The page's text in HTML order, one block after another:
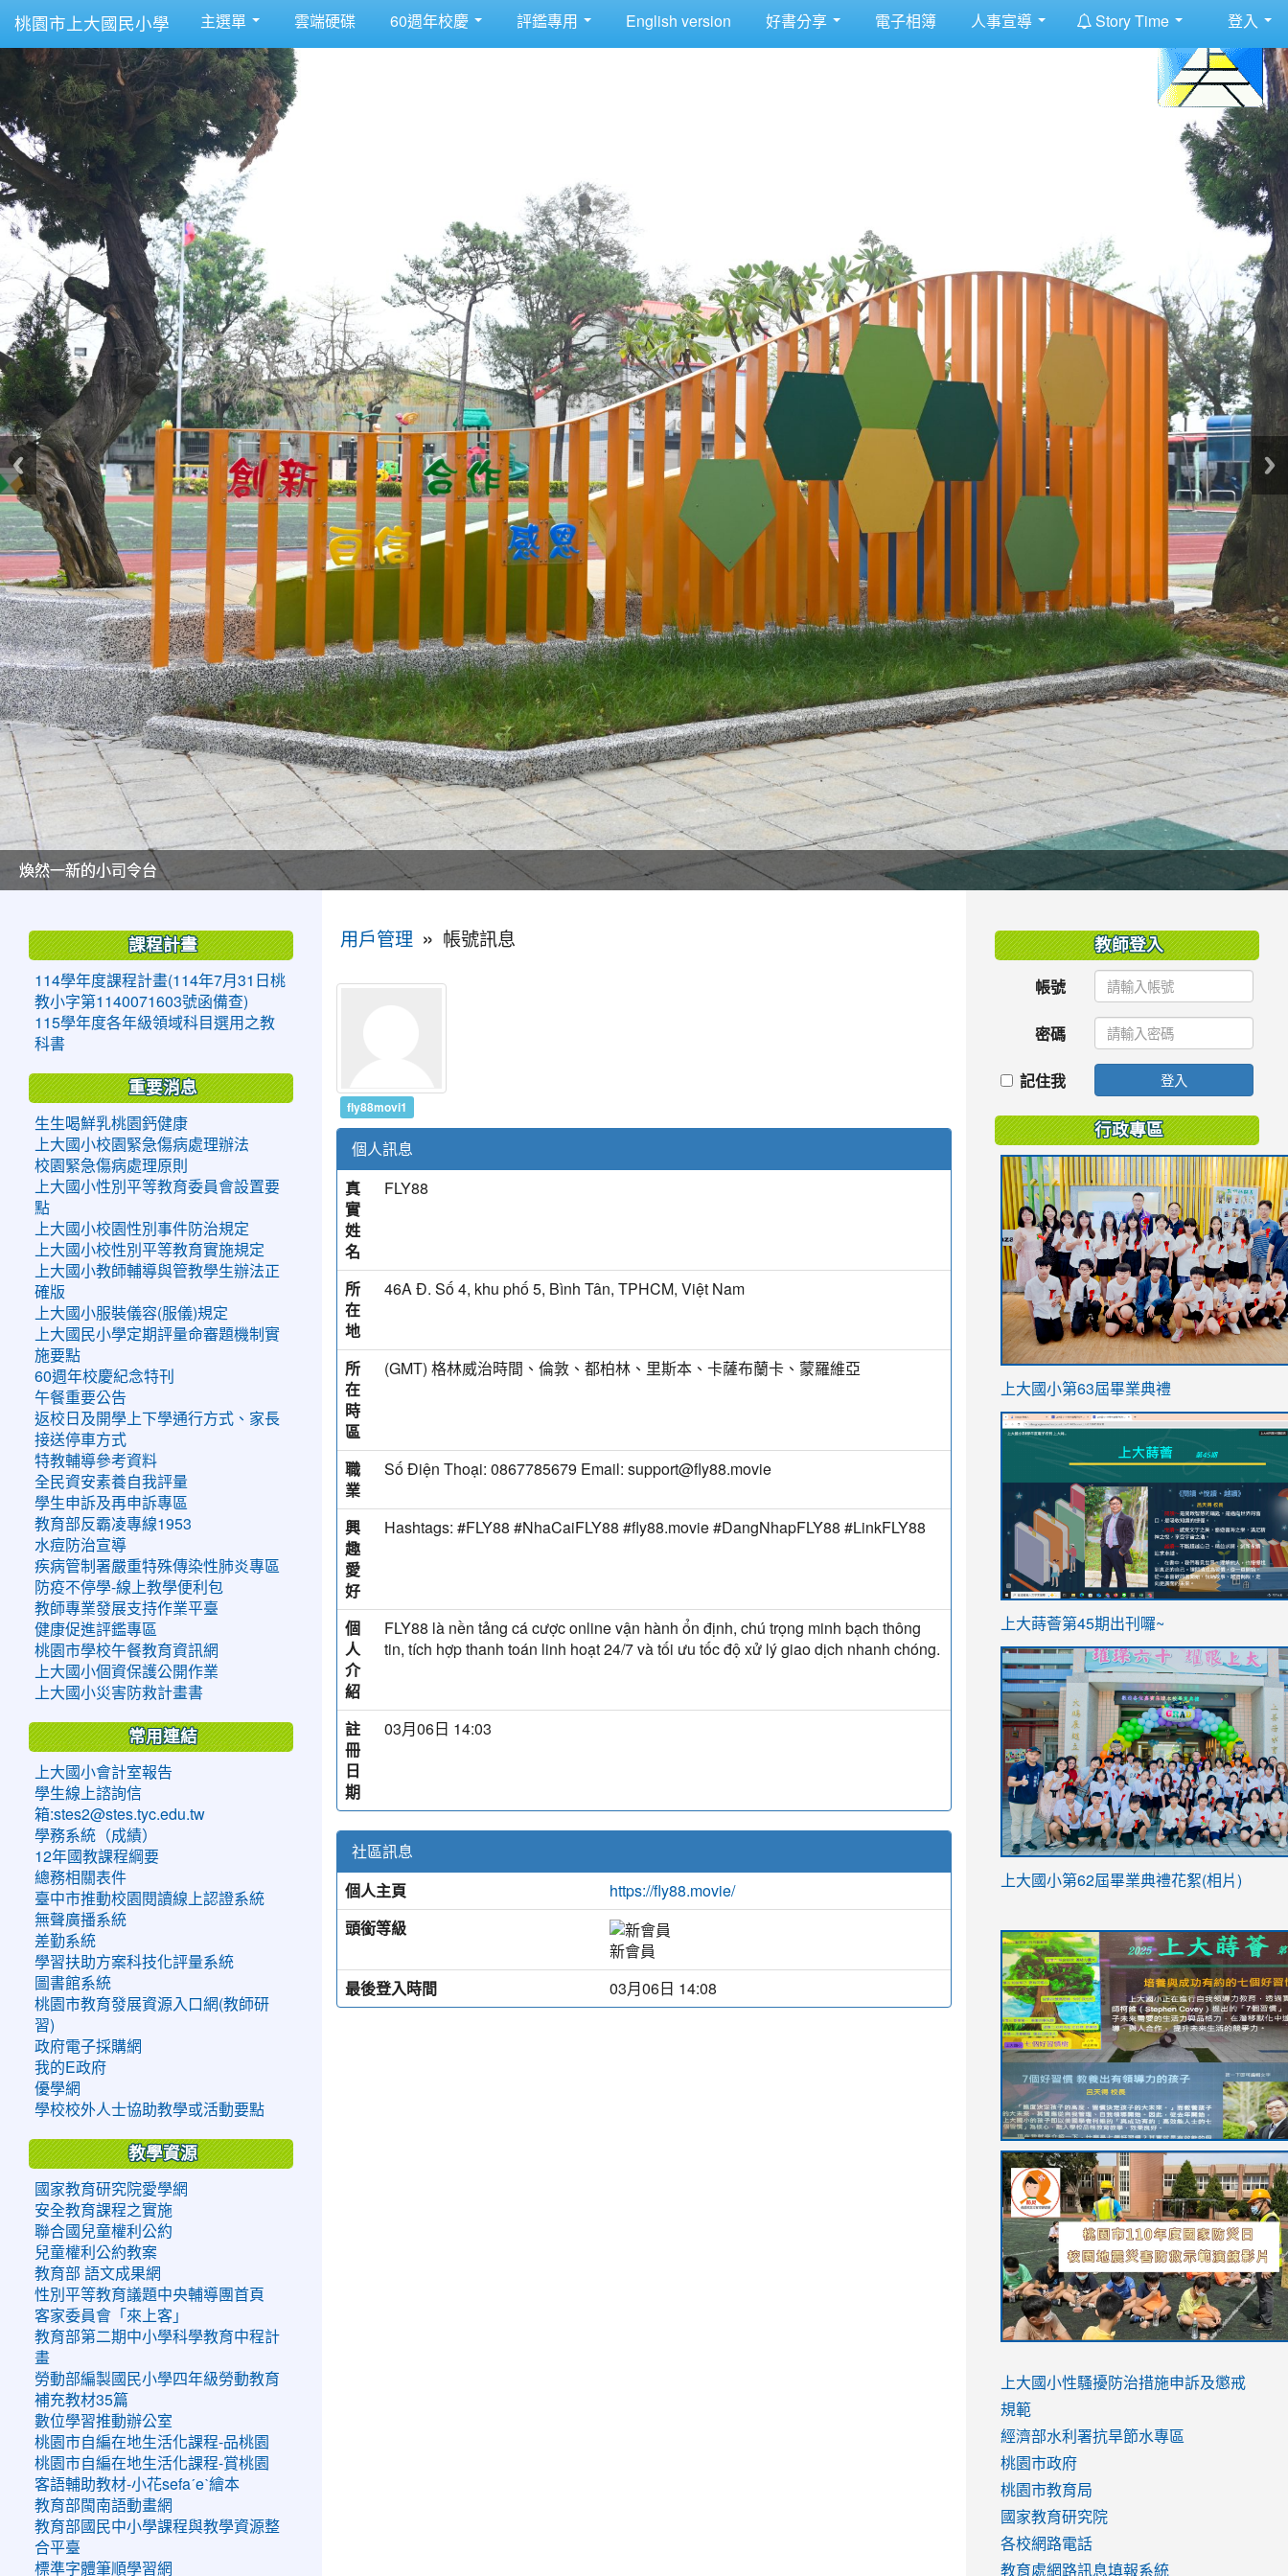
桃園市上大國民小學 主選單 雲端硬碟 60週年校慶 評鑑專用 English version 好書分享 電子相簿 人事宣導 Story Time 登入
美麗的操場是我們活力的來源
美麗的操場是我們活力的來源
煥然一新的小司令台
煥然一新的小司令台
富含桃園埤塘田園風光意象的中廊
富含桃園埤塘田園風光意象的中廊
嶄新的中庭廣場
嶄新的中庭廣場
水生池生生不息
水生池生生不息
用戶管理 » 帳號訊息
fly88movi1
個人訊息
真
實
姓
名
FLY88
所
在
地
46A Đ. Số 4, khu phố 5, Bình Tân, TPHCM, Việt Nam
所
在
時
區
(GMT) 格林威治時間、倫敦、都柏林、里斯本、卡薩布蘭卡、蒙羅維亞
職
業
Số Điện Thoại: 0867785679 Email: support@fly88.movie
興
趣
愛
好
Hashtags: #FLY88 #NhaCaiFLY88 #fly88.movie #DangNhapFLY88 #LinkFLY88
個
人
介
紹
FLY88 là nền tảng cá cược online vận hành ổn định, chú trọng minh bạch thông
tin, tích hợp thanh toán linh hoạt 24/7 và tối ưu tốc độ xử lý giao dịch nhanh chóng.
註
冊
日
期
03月06日 14:03
社區訊息
個人主頁
https://fly88.movie/
頭銜等級
新會員
最後登入時間
03月06日 14:08
課程計畫
114學年度課程計畫(114年7月31日桃
教小字第1140071603號函備查)
115學年度各年級領域科目選用之教
科書
重要消息
生生喝鮮乳桃園鈣健康
上大國小校園緊急傷病處理辦法
校園緊急傷病處理原則
上大國小性別平等教育委員會設置要
點
上大國小校園性別事件防治規定
上大國小校性別平等教育實施規定
上大國小教師輔導與管教學生辦法正
確版
上大國小服裝儀容(服儀)規定
上大國民小學定期評量命審題機制實
施要點
60週年校慶紀念特刊
午餐重要公告
返校日及開學上下學通行方式、家長
接送停車方式
特教輔導參考資料
全民資安素養自我評量
學生申訴及再申訴專區
教育部反霸凌專線1953
水痘防治宣導
疾病管制署嚴重特殊傳染性肺炎專區
防疫不停學-線上教學便利包
教師專業發展支持作業平臺
健康促進評鑑專區
桃園市學校午餐教育資訊網
上大國小個資保護公開作業
上大國小災害防救計畫書
常用連結
上大國小會計室報告
學生線上諮詢信
箱:stes2@stes.tyc.edu.tw
學務系統（成績）
12年國教課程綱要
總務相關表件
臺中市推動校園閱讀線上認證系統
無聲廣播系統
差勤系統
學習扶助方案科技化評量系統
圖書館系統
桃園市教育發展資源入口網(教師研
習)
政府電子採購網
我的E政府
優學網
學校校外人士協助教學或活動要點
教學資源
國家教育研究院愛學網
安全教育課程之實施
聯合國兒童權利公約
兒童權利公約教案
教育部 語文成果網
性別平等教育議題中央輔導團首頁
客家委員會「來上客」
教育部第二期中小學科學教育中程計
畫
勞動部編製國民小學四年級勞動教育
補充教材35篇
數位學習推動辦公室
桃園市自編在地生活化課程-品桃園
桃園市自編在地生活化課程-賞桃園
客語輔助教材-小花sefaˊeˋ繪本
教育部閩南語動畫網
教育部國民中小學課程與教學資源整
合平臺
標準字體筆順學習網
教師登入
帳號
密碼
記住我 登入
行政專區
link
https://sites.google.com/stes.tyc.edu.tw/
上大國小第63屆畢業典禮
link
ink
https://sites.google.com/stes.tyc.edu.tw/
link
https://sites.google.com/stes.tyc.edu.tw/
上大蒔薈第45期出刊囉~
link
YfDQppRvyMk686kIw6SBbssEIZ6WnT/
usp=sharing
上大國小第62屆畢業典禮花絮(相片)
to
https://drive.google.com/file/d/1I-
YfDQppRvyMk686kIw6SBbssEIZ6WnT/
usp=sharing
to
https://sites.google.com/stes.tyc.edu.tw/
link
to
https://sites.google.com/stes.tyc.edu.tw/
link
to
https://drive.google.com/file/d/
usp=sharing
link
to
https://youtu.be/jJOMVWY3-
8M
link
to
https://drive.google.com/file/d/
usp=sharing
to
https://www.youtube.com/watch?
v=hC_gdZndU9s
to
https://www.youtube.com/watch?
v=hC_gdZndU9s
link
to
https://www.youtube.com/watch?
v=mfpNykQ0g4M
上大國小性騷擾防治措施申訴及懲戒
規範
經濟部水利署抗旱節水專區
桃園市政府
桃園市教育局
國家教育研究院
各校網路電話
教育處網路訊息填報系統